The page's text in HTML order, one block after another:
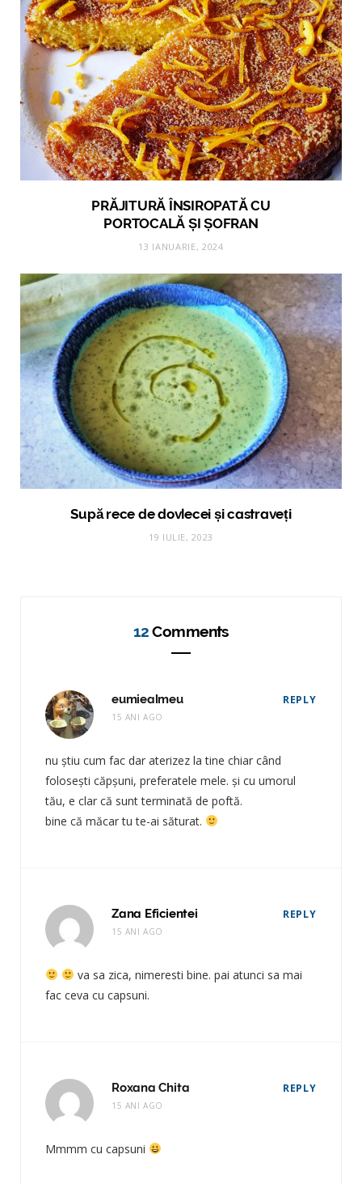
PRĂJITURĂ ÎNSIROPATĂ CU
PORTOCALĂ ȘI ȘOFRAN
13 IANUARIE, 2024
Supă rece de dovlecei și castraveți
19 IULIE, 2023
12Comments
eumiealmeu
15 ANI AGO
REPLY
nu ştiu cum fac dar aterizez la tine chiar când
foloseşti căpşuni, preferatele mele. şi cu umorul
tău, e clar că sunt terminată de poftă.
bine că măcar tu te-ai săturat.
Zana Eficientei
15 ANI AGO
REPLY
va sa zica, nimeresti bine. pai atunci sa mai
fac ceva cu capsuni.
Roxana Chita
15 ANI AGO
REPLY
Mmmm cu capsuni